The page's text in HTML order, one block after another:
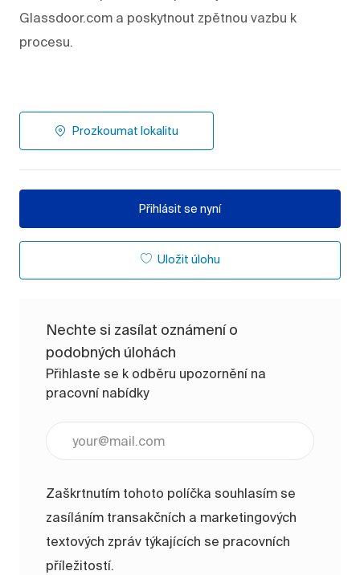
Glassdoor.com a poskytnout zpětnou vazbu k
procesu.
Prozkoumat lokalitu
Přihlásit se nyní
Uložit úlohu
Nechte si zasílat oznámení o
podobných úlohách
Přihlaste se k odběru upozornění na
pracovní nabídky
Zaškrtnutím tohoto políčka souhlasím se
zasíláním transakčních a marketingových
textových zpráv týkajících se pracovních
příležitostí.